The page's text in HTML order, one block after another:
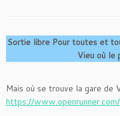
Sortie libre Pour toutes et
Vieu où le
Mais où se trouve la gare de
https://